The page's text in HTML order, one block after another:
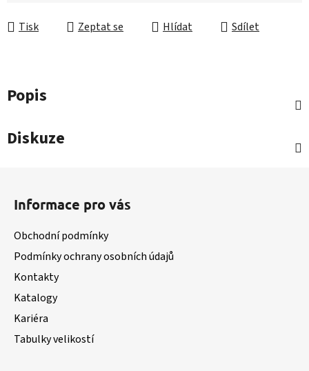
Tisk Zeptat se Hlídat Sdílet
Popis
Diskuze
Informace pro vás
Obchodní podmínky
Podmínky ochrany osobních údajů
Kontakty
Katalogy
Kariéra
Tabulky velikostí